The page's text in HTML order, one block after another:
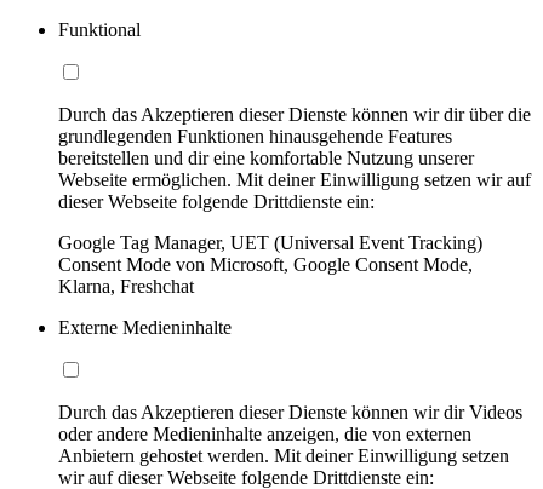
Funktional
Durch das Akzeptieren dieser Dienste können wir dir über die
grundlegenden Funktionen hinausgehende Features
bereitstellen und dir eine komfortable Nutzung unserer
Webseite ermöglichen. Mit deiner Einwilligung setzen wir auf
dieser Webseite folgende Drittdienste ein:
Google Tag Manager, UET (Universal Event Tracking)
Consent Mode von Microsoft, Google Consent Mode,
Klarna, Freshchat
Externe Medieninhalte
Durch das Akzeptieren dieser Dienste können wir dir Videos
oder andere Medieninhalte anzeigen, die von externen
Anbietern gehostet werden. Mit deiner Einwilligung setzen
wir auf dieser Webseite folgende Drittdienste ein: